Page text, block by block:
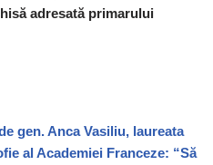
adresată primarului
gen. Anca Vasiliu, laureata
al Academiei Franceze: “Să